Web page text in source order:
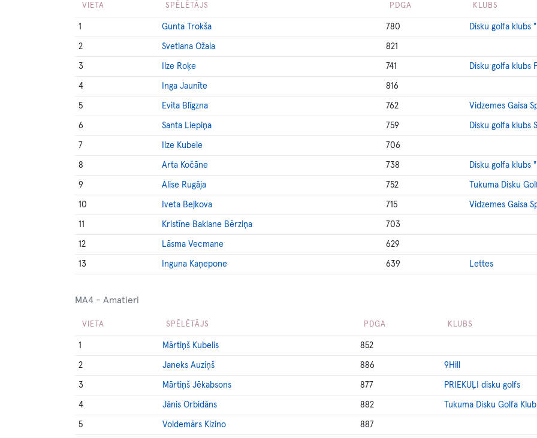
VIETA SPĒLĒTĀJS PDGA KLUBS
1 Gunta Trokša 780 Disku golfa klubs
2 Svetlana Ožala 821
3 Ilze Roķe 741 Disku golfa klubs
4 Inga Jaunīte 816
5 Evita Blīgzna 762 Vidzemes Gaisa
6 Santa Liepiņa 759 Disku golfa klubs
7 Ilze Kubele 706
8 Arta Kočāne 738 Disku golfa klubs
9 Alise Rugāja 752 Tukuma Disku
10 Iveta Beļkova 715 Vidzemes Gaisa
11 Kristīne Baklane Bērziņa 703
12 Lāsma Vecmane 629
13 Inguna Kaņepone 639 Lettes
MA4 - Amatieri
VIETA SPĒLĒTĀJS PDGA KLUBS
1 Mārtiņš Kubelis 852
2 Janeks Auziņš 886 9Hill
3 Mārtiņš Jēkabsons 877 PRIEKUĻI disku golfs
4 Jānis Orbidāns 882 Tukuma Disku Golfa
5 Voldemārs Kizino 887